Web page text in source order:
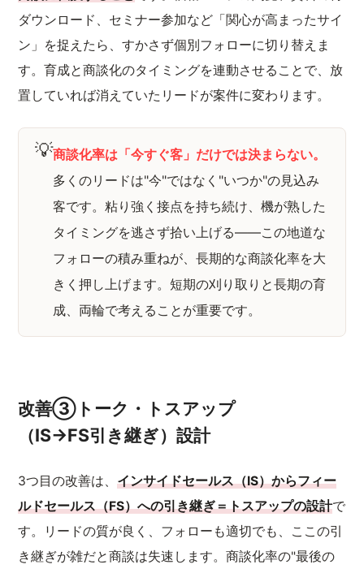
ダウンロード、セミナー参加など「関心が高まったサイ
ン」を捉えたら、すかさず個別フォローに切り替えま
す。育成と商談化のタイミングを連動させることで、放
置していれば消えていたリードが案件に変わります。
💡商談化率は「今すぐ客」だけでは決まらない。
多くのリードは"今"ではなく"いつか"の見込み
客です。粘り強く接点を持ち続け、機が熟した
タイミングを逃さず拾い上げる——この地道な
フォローの積み重ねが、長期的な商談化率を大
きく押し上げます。短期の刈り取りと長期の育
成、両輪で考えることが重要です。
改善③トーク・トスアップ
（IS→FS引き継ぎ）設計
3つ目の改善は、インサイドセールス（IS）からフィー
ルドセールス（FS）への引き継ぎ＝トスアップの設計で
す。リードの質が良く、フォローも適切でも、ここの引
き継ぎが雑だと商談は失速します。商談化率の"最後の